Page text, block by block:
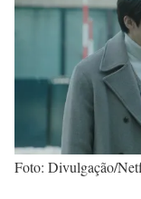
Foto: Divulgação/